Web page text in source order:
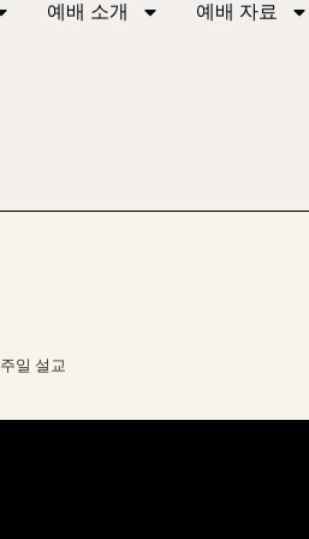
예배 소개 예배 자료
주일 설교